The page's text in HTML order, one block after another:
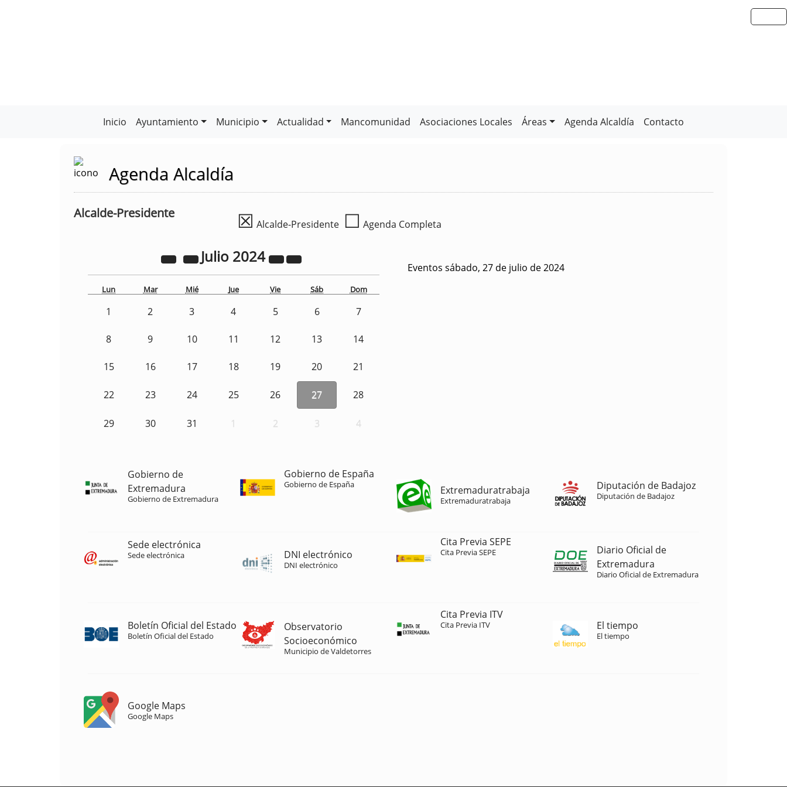
Inicio Ayuntamiento Municipio Actualidad Mancomunidad Asociaciones Locales Áreas Agenda Alcaldía Contacto
Agenda Alcaldía
Alcalde-Presidente ☒ Alcalde-Presidente ☐ Agenda Completa
Julio 2024
Lun Mar Mié Jue Vie Sáb Dom
1 2 3 4 5 6 7
8 9 10 11 12 13 14
15 16 17 18 19 20 21
22 23 24 25 26 27 28
29 30 31 1 2 3 4
Eventos sábado, 27 de julio de 2024
Gobierno de
Extremadura
Gobierno de Extremadura
Gobierno de España
Gobierno de España Extremaduratrabaja
Extremaduratrabaja
Diputación de Badajoz
Diputación de Badajoz
Sede electrónica
Sede electrónica DNI electrónico
DNI electrónico
Cita Previa SEPE
Cita Previa SEPE
Diario Oficial de
Extremadura
Diario Oficial de Extremadura
Boletín Oficial del Estado
Boletín Oficial del Estado
Observatorio
Socioeconómico
Municipio de Valdetorres
Cita Previa ITV
Cita Previa ITV El tiempo
El tiempo
Google Maps
Google Maps